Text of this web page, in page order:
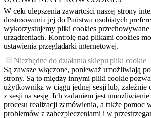
W celu ulepszenia zawartości naszej strony
dostosowania jej do Państwa osobistych
wykorzystujemy pliki cookies przechowywane
urządzeniach. Kontrolę nad plikami cookies
ustawienia przeglądarki internetowej.
Niezbędne do działania sklepu pliki cookie
Są zawsze włączone, ponieważ umożliwiają
strony. Są to między innymi pliki cookie
użytkownika w ciągu jednej sesji lub, zależnie
z sesji na sesję. Ich zadaniem jest umożliwienie
procesu realizacji zamówienia, a także pomoc
problemów z zabezpieczeniami i w